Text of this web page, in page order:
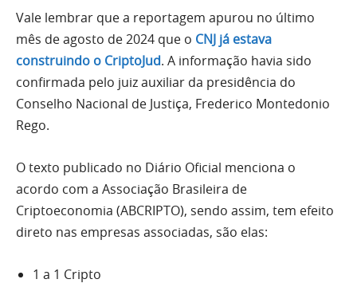
Vale lembrar que a reportagem apurou no último
mês de agosto de 2024 que o CNJ já estava
construindo o CriptoJud. A informação havia sido
confirmada pelo juiz auxiliar da presidência do
Conselho Nacional de Justiça, Frederico Montedonio
Rego.
O texto publicado no Diário Oficial menciona o
acordo com a Associação Brasileira de
Criptoeconomia (ABCRIPTO), sendo assim, tem efeito
direto nas empresas associadas, são elas:
1 a 1 Cripto